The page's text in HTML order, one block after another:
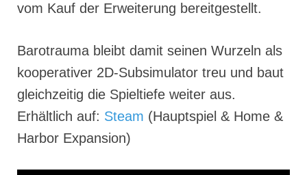
vom Kauf der Erweiterung bereitgestellt.
Barotrauma bleibt damit seinen Wurzeln als
kooperativer 2D-Subsimulator treu und baut
gleichzeitig die Spieltiefe weiter aus.
Erhältlich auf: Steam (Hauptspiel & Home &
Harbor Expansion)